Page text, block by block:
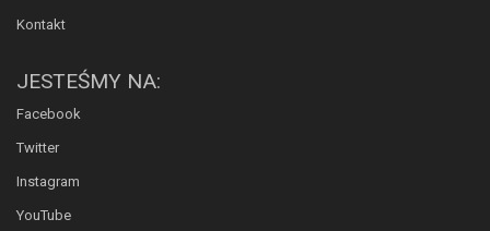
Kontakt
JESTEŚMY NA:
Facebook
Twitter
Instagram
YouTube